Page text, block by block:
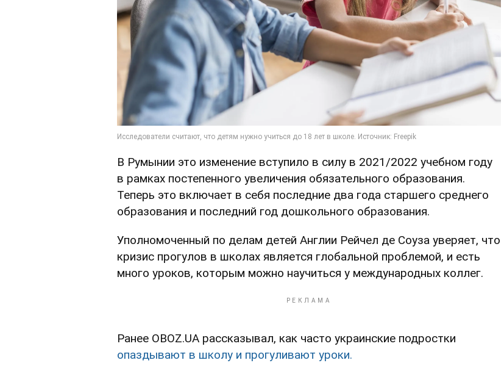
В Румынии это изменение вступило в силу в 2021/2022 учебном году
в рамках постепенного увеличения обязательного образования.
Теперь это включает в себя последние два года старшего среднего
образования и последний год дошкольного образования.
Уполномоченный по делам детей Англии Рейчел де Соуза уверяет, что
кризис прогулов в школах является глобальной проблемой, и есть
много уроков, которым можно научиться у международных коллег.
Ранее OBOZ.UA рассказывал, как часто украинские подростки
опаздывают в школу и прогуливают уроки.